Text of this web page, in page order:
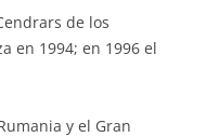
de los
en 1994; en 1996 el
y el Gran